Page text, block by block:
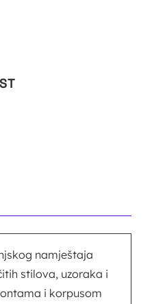
namještaja
stilova, uzoraka i
i korpusom